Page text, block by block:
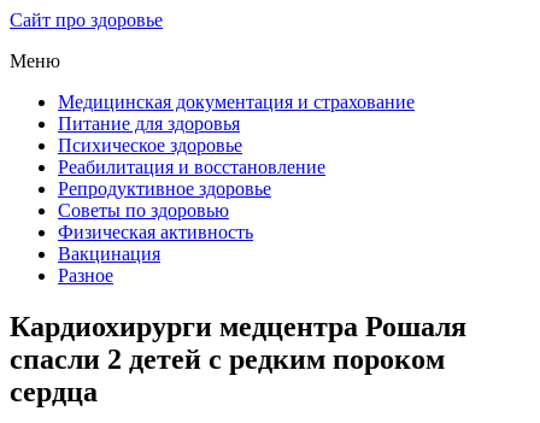
Сайт про здоровье
Меню
Медицинская документация и страхование
Питание для здоровья
Психическое здоровье
Реабилитация и восстановление
Репродуктивное здоровье
Советы по здоровью
Физическая активность
Вакцинация
Разное
Кардиохирурги медцентра Рошаля
спасли 2 детей с редким пороком
сердца